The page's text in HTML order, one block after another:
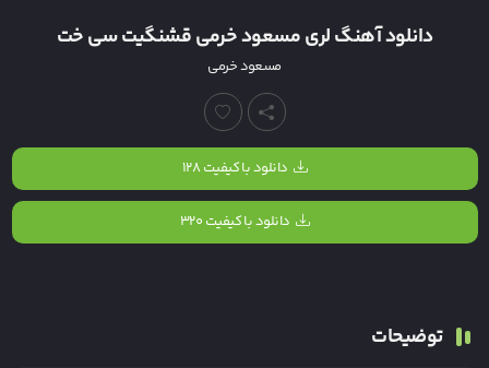
دانلود آهنگ لری مسعود خرمی قشنگیت سی خت
مسعود خرمی
دانلود با کیفیت ۱۲۸
دانلود با کیفیت ۳۲۰
توضیحات